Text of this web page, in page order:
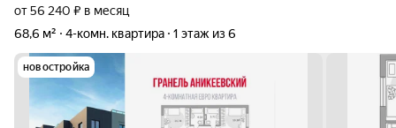
от 56 240 ₽ в месяц
68,6 м²
4-комн. квартира 1 этаж из 6
новостройка